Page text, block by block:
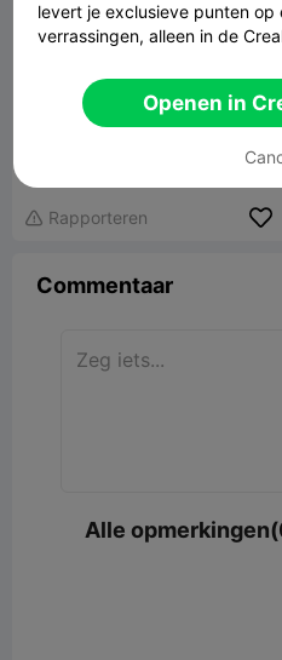
Cat+Heart Support
Gerelateerd 3D -model
 Rapporteren
Commentaar
Alle
levert je exclusieve punten
verrassingen, alleen in de
Openen in